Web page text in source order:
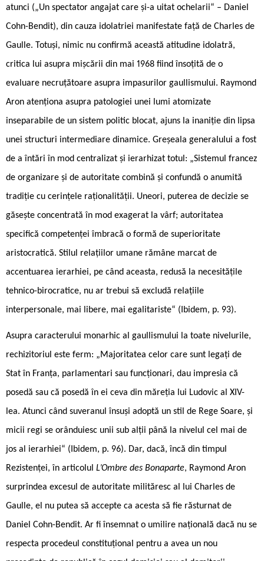
atunci („Un spectator angajat care și-a uitat ochelarii“ – Daniel
Cohn-Bendit), din cauza idolatriei manifestate față de Charles de
Gaulle. Totuși, nimic nu confirmă această atitudine idolatră,
critica lui asupra mișcării din mai 1968 fiind însoțită de o
evaluare necruțătoare asupra impasurilor gaullismului. Raymond
Aron atenționa asupra patologiei unei lumi atomizate
inseparabile de un sistem politic blocat, ajuns la inaniție din lipsa
unei structuri intermediare dinamice. Greșeala generalului a fost
de a întări în mod centralizat și ierarhizat totul: „Sistemul francez
de organizare și de autoritate combină și confundă o anumită
tradiție cu cerințele raționalității. Uneori, puterea de decizie se
găsește concentrată în mod exagerat la vârf; autoritatea
specifică competenței îmbracă o formă de superioritate
aristocratică. Stilul relațiilor umane rămâne marcat de
accentuarea ierarhiei, pe când aceasta, redusă la necesitățile
tehnico-birocratice, nu ar trebui să excludă relațiile
interpersonale, mai libere, mai egalitariste“ (Ibidem, p. 93).
Asupra caracterului monarhic al gaullismului la toate nivelurile,
rechizitoriul este ferm: „Majoritatea celor care sunt legați de
Stat în Franța, parlamentari sau funcționari, dau impresia că
posedă sau că posedă în ei ceva din măreția lui Ludovic al XIV-
lea. Atunci când suveranul însuși adoptă un stil de Rege Soare, și
micii regi se orânduiesc unii sub alții până la nivelul cel mai de
jos al ierarhiei“ (Ibidem, p. 96). Dar, dacă, încă din timpul
Rezistenței, în articolul L’Ombre des Bonaparte, Raymond Aron
surprindea excesul de autoritate milităresc al lui Charles de
Gaulle, el nu putea să accepte ca acesta să fie răsturnat de
Daniel Cohn-Bendit. Ar fi însemnat o umilire națională dacă nu se
respecta procedeul constituțional pentru a avea un nou